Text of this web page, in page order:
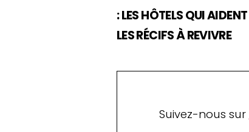
: LES HÔTELS QUI AIDENT
LES RÉCIFS À REVIVRE
Suivez-nous sur